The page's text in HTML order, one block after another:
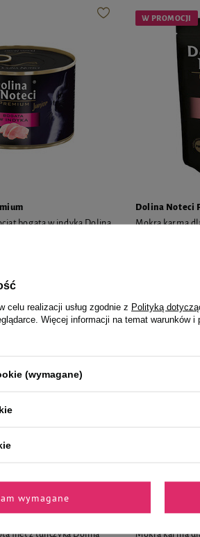
bogata w indyka Dolina
W PROMOCJI
Dolina Noteci
Mokra karma
filet z tuńczyka Dolina
Mokra karma
celu realizacji usług zgodnie z Polityką
Więcej informacji na temat warunków
(wymagane)
wymagane